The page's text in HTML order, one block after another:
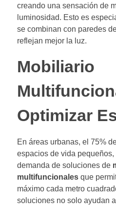
creando una sensación de
luminosidad. Esto es
se combinan con paredes
reflejan mejor la luz.
Mobiliario
Optimizar
En áreas urbanas, el 75%
espacios de vida
demanda de soluciones de
multifuncionales que
máximo cada metro
soluciones no solo ayudan